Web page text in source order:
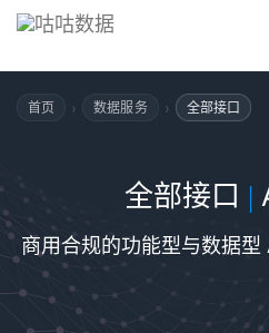
首页 › 数据服务 › 全部接口
全部接口 |
商用合规的功能型与数据